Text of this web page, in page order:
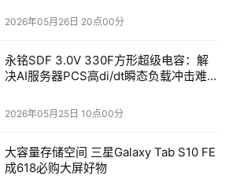
到最终落地，这套安全体系已实现了
计算架构的稳健运转筑牢了防线，更满
对于高安全场景的严苛需求。
2026年05月26日 20点00分
永铭SDF 3.0V 330F方形超级电容：解
决AI服务器PCS高di/dt瞬态负载冲击难
2026年05月25日 10点00分
大容量存储空间 三星Galaxy Tab S10 FE
成618必购大屏好物